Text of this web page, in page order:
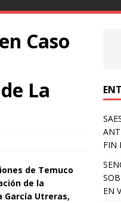
Caso
La
de Temuco
de la
García Utreras,
FIN
EN